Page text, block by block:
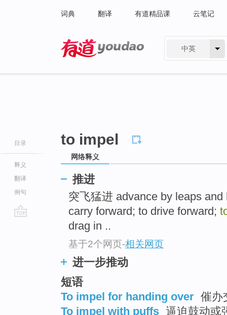
词典 翻译 有道精品课 云笔记
中英
目录
释义
翻译
例句
to impel
网络释义
推进
突飞猛进 advance by leaps
carry forward; to drive forward;
drag in ..
基于2个网页-相关网页
进一步推动
短语
To impel for handing over 催办
To impel with puffs 逼迫鼓动或